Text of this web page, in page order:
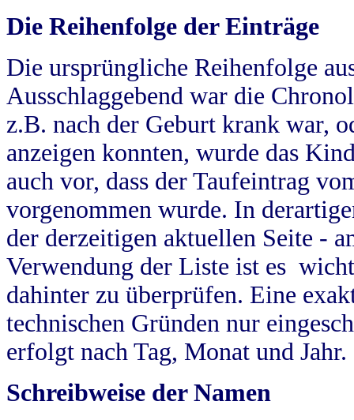
Die Reihenfolge der Einträge
Die ursprüngliche Reihenfolge
Ausschlaggebend war die
z.B. nach der Geburt krank war,
anzeigen konnten, wurde das
auch vor, dass der Taufeintrag
vorgenommen wurde. In
der derzeitigen aktuellen Seite -
Verwendung der Liste ist es
dahinter zu überprüfen. Eine
technischen Gründen nur
erfolgt nach Tag, Monat und Jahr.
Schreibweise der Namen